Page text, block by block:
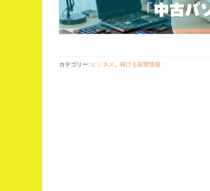
カテゴリー: ビジネス、 稼げる副業情報